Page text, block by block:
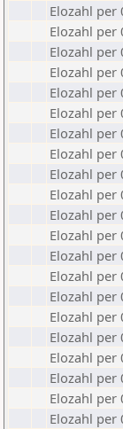
Elozahl per
Elozahl per
Elozahl per
Elozahl per
Elozahl per
Elozahl per
Elozahl per
Elozahl per
Elozahl per
Elozahl per
Elozahl per
Elozahl per
Elozahl per
Elozahl per
Elozahl per
Elozahl per
Elozahl per
Elozahl per
Elozahl per
Elozahl per
Elozahl per